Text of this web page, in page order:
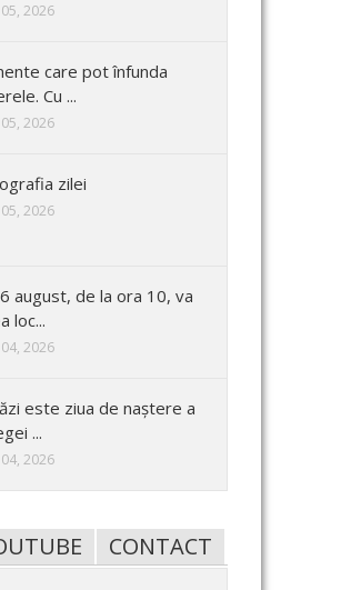
2026
care pot înfunda
Cu ...
2026
zilei
2026
6 august, de la ora 10, va
loc...
2026
este ziua de naștere a
...
2026
CONTACT